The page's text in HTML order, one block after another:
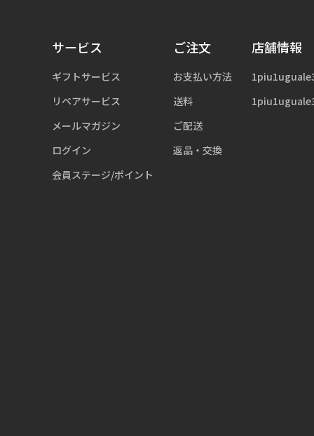
サービス
ギフトサービス
リペアサービス
メールマガジン
ログイン
会員ステージ/ポイント
ご注文
お支払い方法
送料
ご配送
返品・交換
店舗情報